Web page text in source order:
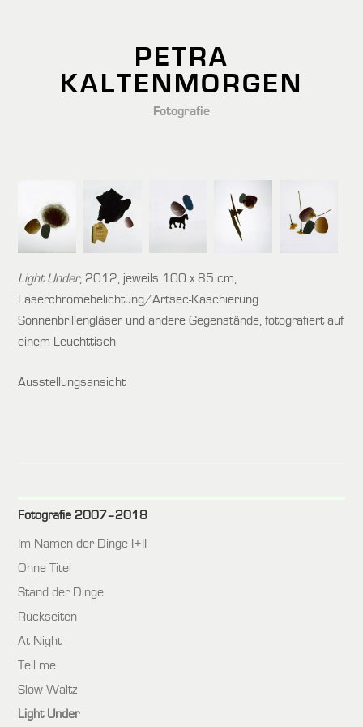
PETRA
KALTENMORGEN
Fotografie
Light Under, 2012, jeweils 100 x 85 cm,
Laserchromebelichtung/Artsec-Kaschierung
Sonnenbrillengläser und andere Gegenstände, fotografiert auf
einem Leuchttisch
Ausstellungsansicht
Fotografie 2007–2018
Im Namen der Dinge I+II
Ohne Titel
Stand der Dinge
Rückseiten
At Night
Tell me
Slow Waltz
Light Under